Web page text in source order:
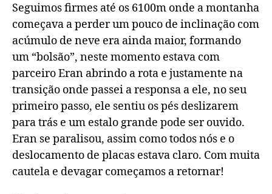
Seguimos firmes até os 6100m onde a montanha
começava a perder um pouco de inclinação com
acúmulo de neve era ainda maior, formando
um “bolsão”, neste momento estava com
parceiro Eran abrindo a rota e justamente na
transição onde passei a responsa a ele, no seu
primeiro passo, ele sentiu os pés deslizarem
para trás e um estalo grande pode ser ouvido.
Eran se paralisou, assim como todos nós e o
deslocamento de placas estava claro. Com muita
cautela e devagar começamos a retornar!